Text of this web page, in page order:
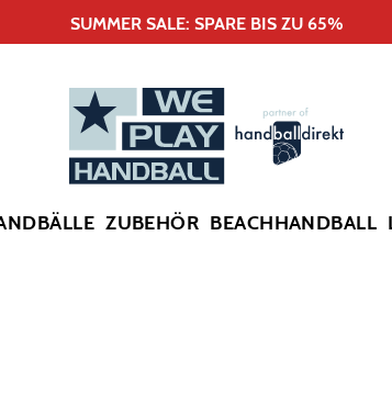
SUMMER SALE: SPARE BIS ZU 65%
ZUBEHÖR BEACHHANDBALL